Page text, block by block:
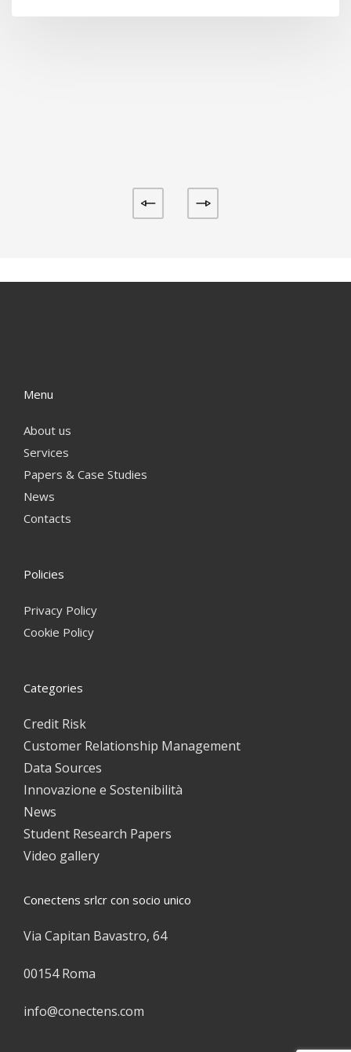
Menu
About us
Services
Papers & Case Studies
News
Contacts
Policies
Privacy Policy
Cookie Policy
Categories
Credit Risk
Customer Relationship Management
Data Sources
Innovazione e Sostenibilità
News
Student Research Papers
Video gallery
Conectens srlcr con socio unico
Via Capitan Bavastro, 64
00154 Roma
info@conectens.com